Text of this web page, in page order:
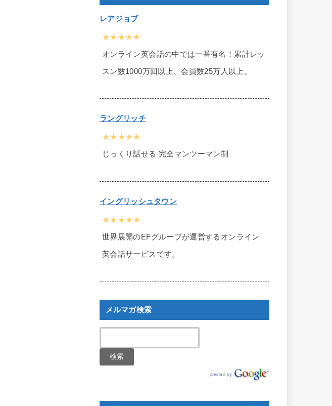
レアジョブ
★★★★★
オンライン英会話の中では一番有名！累計レッ
スン数1000万回以上、会員数25万人以上。
ラングリッチ
★★★★★
じっくり話せる 完全マンツーマン制
イングリッシュタウン
★★★★★
世界展開のEFグループが運営するオンライン
英会話サービスです。
メルマガ検索